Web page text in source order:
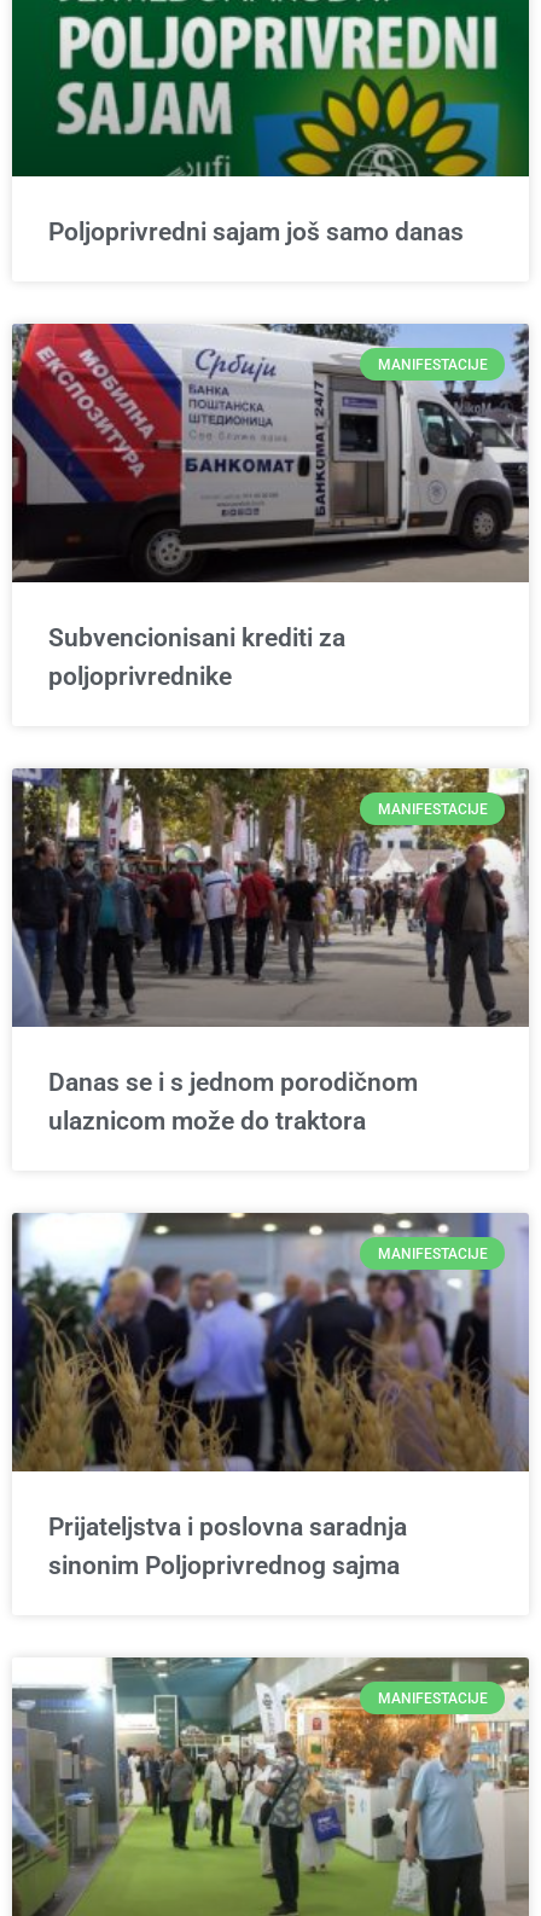
Poljoprivredni sajam još samo danas
MANIFESTACIJE
Subvencionisani krediti za
poljoprivrednike
MANIFESTACIJE
Danas se i s jednom porodičnom
ulaznicom može do traktora
MANIFESTACIJE
Prijateljstva i poslovna saradnja
sinonim Poljoprivrednog sajma
MANIFESTACIJE